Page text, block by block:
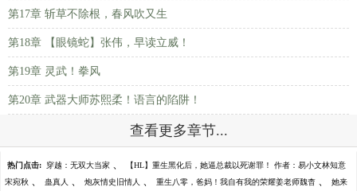
第17章 斩草不除根，春风吹又生
第18章 【眼镜蛇】张伟，早读立威！
第19章 灵武！拳风
第20章 武器大师苏熙柔！语言的陷阱！
查看更多章节...
热门点击: 穿越：无双大当家 、 【HL】重生黑化后，她逼总裁以死谢罪！ 作者：易小文林知意
宋宛秋 、 蛊真人 、 炮灰情史旧情人 、 重生八零，爸妈！我自有我的荣耀姜老师魏杳 、 她来